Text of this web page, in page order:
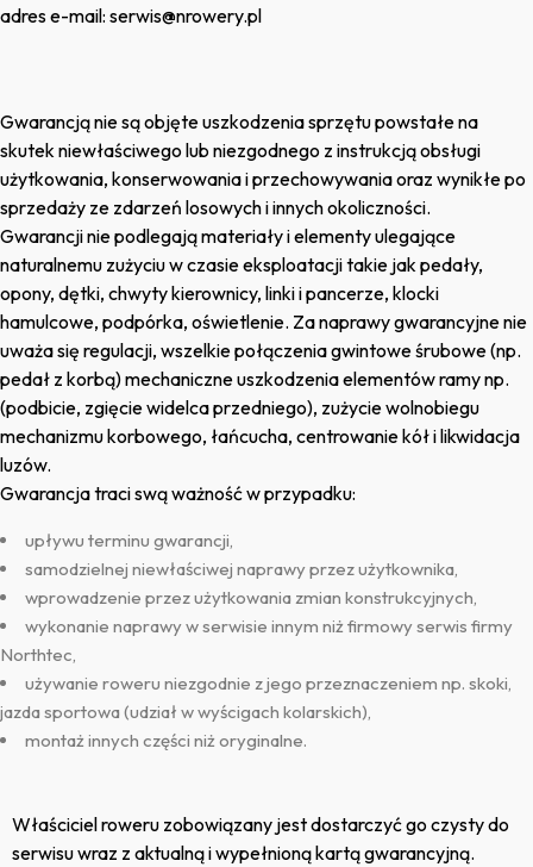
adres e-mail: serwis@nrowery.pl
Gwarancją nie są objęte uszkodzenia sprzętu powstałe na
skutek niewłaściwego lub niezgodnego z instrukcją obsługi
użytkowania, konserwowania i przechowywania oraz wynikłe po
sprzedaży ze zdarzeń losowych i innych okoliczności.
Gwarancji nie podlegają materiały i elementy ulegające
naturalnemu zużyciu w czasie eksploatacji takie jak pedały,
opony, dętki, chwyty kierownicy, linki i pancerze, klocki
hamulcowe, podpórka, oświetlenie. Za naprawy gwarancyjne nie
uważa się regulacji, wszelkie połączenia gwintowe śrubowe (np.
pedał z korbą) mechaniczne uszkodzenia elementów ramy np.
(podbicie, zgięcie widelca przedniego), zużycie wolnobiegu
mechanizmu korbowego, łańcucha, centrowanie kół i likwidacja
luzów.
Gwarancja traci swą ważność w przypadku:
upływu terminu gwarancji,
samodzielnej niewłaściwej naprawy przez użytkownika,
wprowadzenie przez użytkowania zmian konstrukcyjnych,
wykonanie naprawy w serwisie innym niż firmowy serwis firmy
Northtec,
używanie roweru niezgodnie z jego przeznaczeniem np. skoki,
jazda sportowa (udział w wyścigach kolarskich),
montaż innych części niż oryginalne.
Właściciel roweru zobowiązany jest dostarczyć go czysty do
serwisu wraz z aktualną i wypełnioną kartą gwarancyjną.